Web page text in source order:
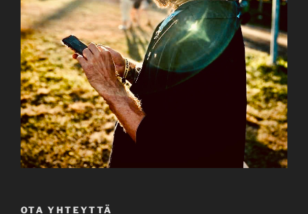
OTA YHTEYTTÄ